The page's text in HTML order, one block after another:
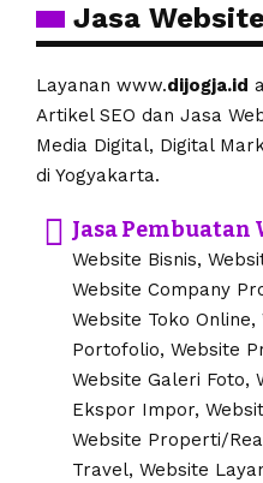
Jasa
Layanan www.dijogja.id
Artikel SEO dan Jasa
Media Digital, Digital
di Yogyakarta.
Jasa
Website Bisnis,
Website Company
Website Toko
Portofolio, Website
Website Galeri Foto,
Ekspor Impor,
Website Properti/
Travel, Website